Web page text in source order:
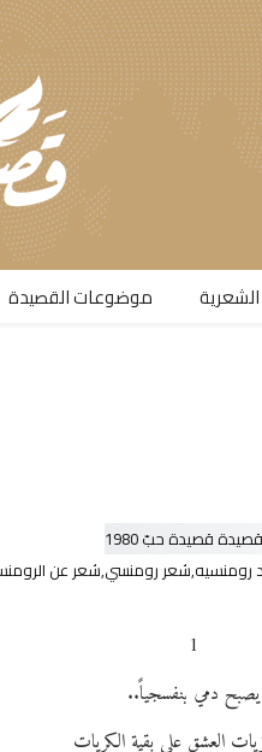
موضوعات القصيدة​
1
يصبح دمي بنفسجياً..
العشق على بقية الكريات